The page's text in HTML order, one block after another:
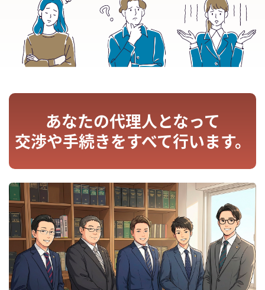
あなたの代理人となって
交渉や手続きをすべて行います。